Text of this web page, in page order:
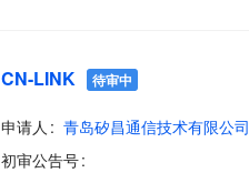
CN-LINK 待审中
申请人 青岛矽昌通信技术有限公司
初审公告号